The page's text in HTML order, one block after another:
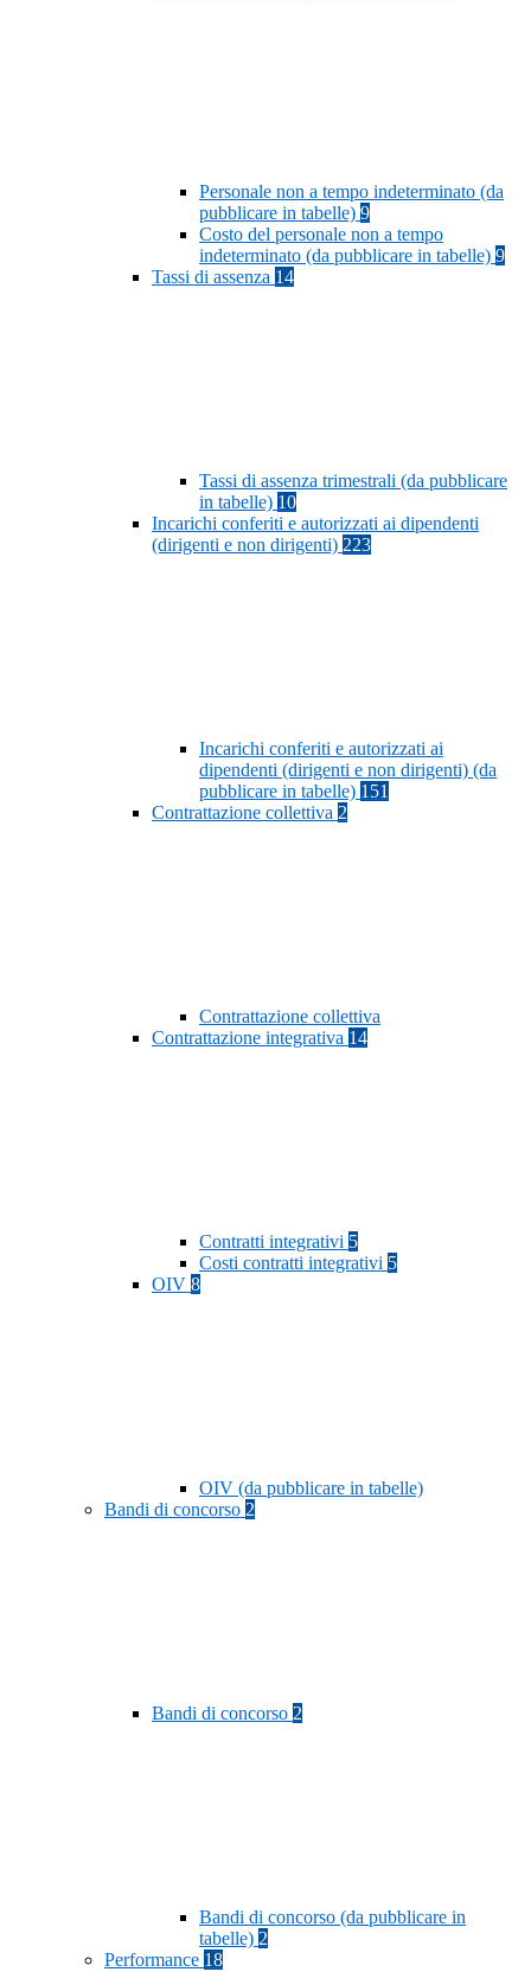
Personale non a tempo indeterminato (da
pubblicare in tabelle) 9
Costo del personale non a tempo
indeterminato (da pubblicare in tabelle) 9
Tassi di assenza 14
Tassi di assenza trimestrali (da pubblicare
in tabelle) 10
Incarichi conferiti e autorizzati ai dipendenti
(dirigenti e non dirigenti) 223
Incarichi conferiti e autorizzati ai
dipendenti (dirigenti e non dirigenti) (da
pubblicare in tabelle) 151
Contrattazione collettiva 2
Contrattazione collettiva
Contrattazione integrativa 14
Contratti integrativi 5
Costi contratti integrativi 5
OIV 8
OIV (da pubblicare in tabelle)
Bandi di concorso 2
Bandi di concorso 2
Bandi di concorso (da pubblicare in
tabelle) 2
Performance 18